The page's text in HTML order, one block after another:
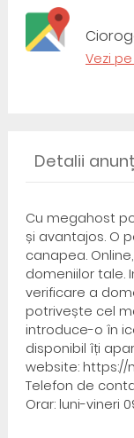
Vezi
Detalii anunț
Cu megahost
și avantajos. O
canapea.
domeniilor tale.
verificare a
potrivește cel
introduce-o în
disponibil îți
website: https://
Telefon de
Orar: luni-vineri